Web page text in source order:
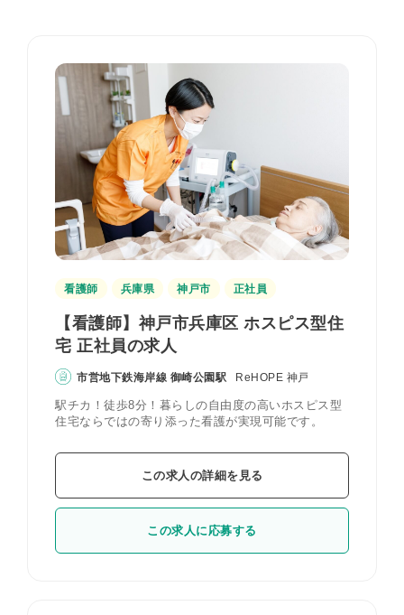
看護師 兵庫県 神戸市 正社員
【看護師】神戸市兵庫区 ホスピス型住
宅 正社員の求人
市営地下鉄海岸線 御崎公園駅 ReHOPE 神戸
駅チカ！徒歩8分！暮らしの自由度の高いホスピス型
住宅ならではの寄り添った看護が実現可能です。
この求人の詳細を見る
この求人に応募する